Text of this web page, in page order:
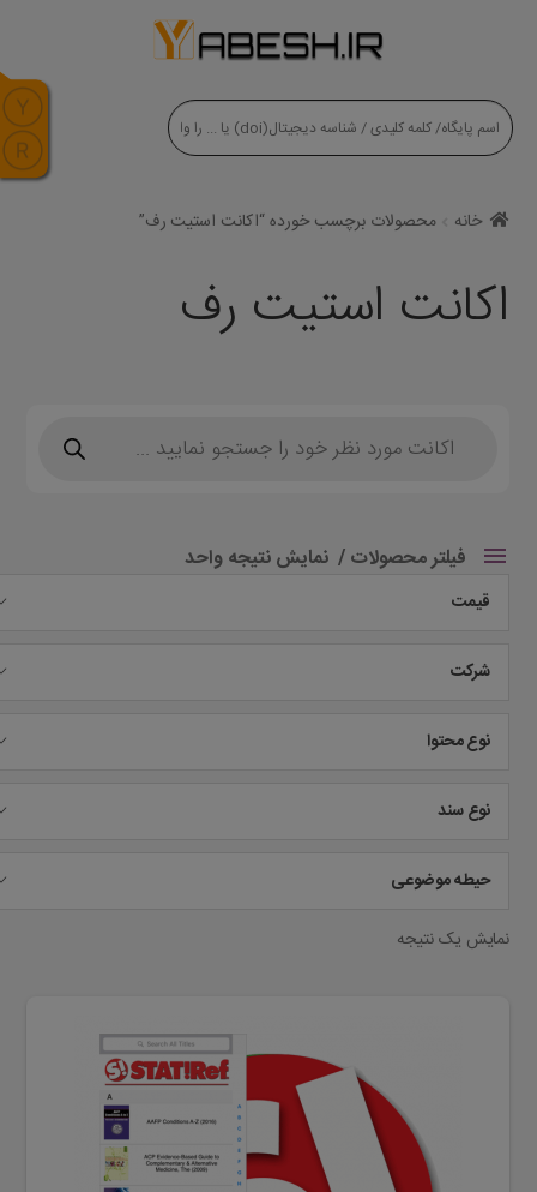
خانه محصولات برچسب خورده “اکانت استیت رف”
اکانت استیت رف
search
فیلتر محصولات نمایش نتیجه واحد
قیمت
شرکت
نوع محتوا
نوع سند
حیطه موضوعی
نمایش یک نتیجه
مختلفی
modal-check